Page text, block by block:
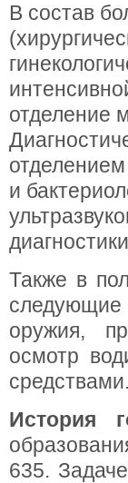
В состав
отделение
отделением
и
Также в
оружия,
осмотр
средствами.
История
635.